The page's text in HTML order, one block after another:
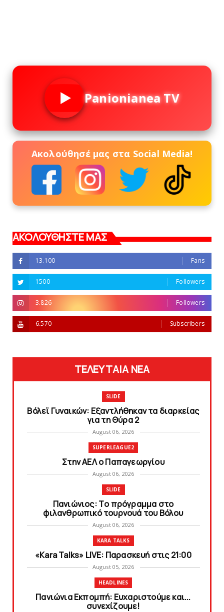
Panionianea TV
Ακολούθησέ μας στα Social Media!
ΑΚΟΛΟΥΘΗΣΤΕ ΜΑΣ
13.100 Fans
1500 Followers
3.826 Followers
6.570 Subscribers
ΤΕΛΕΥΤΑΙΑ ΝΕΑ
SLIDE
Bόλεϊ Γυναικών: Εξαντλήθηκαν τα διαρκείας
για τη Θύρα 2
August 06, 2026
SUPERLEAGUE2
Στην AEΛ ο Παπαγεωργίου
August 06, 2026
SLIDE
Πανιώνιoς: Tο πρόγραμμα στο
φιλανθρωπικό τουρνουά του Bόλου
August 06, 2026
KARA TALKS
«Kara Talks» LIVE: Παρασκευή στις 21:00
August 05, 2026
HEADLINES
Πανιώνια Εκπομπή: Eυχαριστούμε και...
συνεχίζουμε!